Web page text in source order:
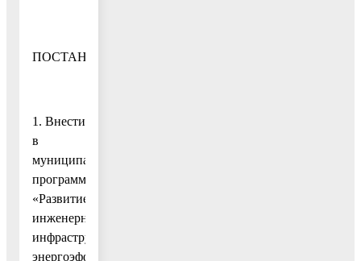
ПОСТАНОВЛЯЮ:
1. Внести
в
муниципальную
программу
«Развитие
инженерной
инфраструктуры,
энергоэффективности